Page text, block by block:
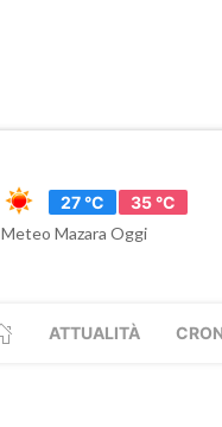
27 °C
35 °C
Meteo Mazara Oggi
ATTUALITÀ